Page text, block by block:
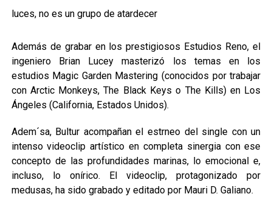
luces, no es un grupo de atardecer
Además de grabar en los prestigiosos Estudios Reno, el
ingeniero Brian Lucey masterizó los temas en los
estudios Magic Garden Mastering (conocidos por trabajar
con Arctic Monkeys, The Black Keys o The Kills) en Los
Ángeles (California, Estados Unidos).
Adem´sa, Bultur acompañan el estrneo del single con un
intenso videoclip artístico en completa sinergia con ese
concepto de las profundidades marinas, lo emocional e,
incluso, lo onírico. El videoclip, protagonizado por
medusas, ha sido grabado y editado por Mauri D. Galiano.